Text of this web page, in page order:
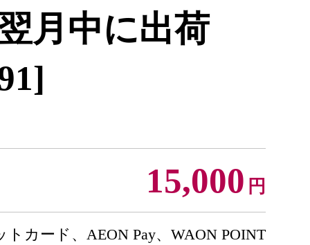
月中に出荷
15,000 円
トカード、AEON Pay、WAON POINT